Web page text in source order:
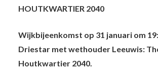
HOUTKWARTIER 2040
Wijkbijeenkomst op 31 januari om
Driestar met wethouder Leeuwis:
Houtkwartier 2040.